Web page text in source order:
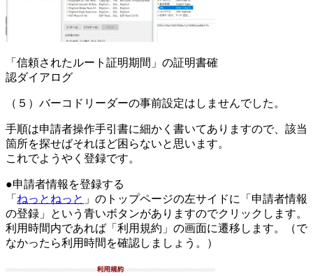
「信頼されたルート証明期間」の証明書確
認ダイアログ
（５）バーコドリーダーの事前設定はしませんでした。
手順は申請者操作手引書に細かく書いてありますので、該当
箇所を探せばそれほど困らないと思います。
これでようやく登録です。
●申請者情報を登録する
「 ねっとねっと 」のトップページの左サイドに「申請者情報
の登録」という青いボタンがありますのでクリックします。
利用時間内であれば「利用規約」の画面に遷移します。（で
なかったら利用時間を確認しましょう。）